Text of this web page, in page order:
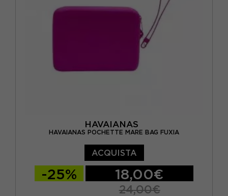
HAVAIANAS
HAVAIANAS POCHETTE MARE BAG FUXIA
ACQUISTA
-25% 18,00€
24,00€